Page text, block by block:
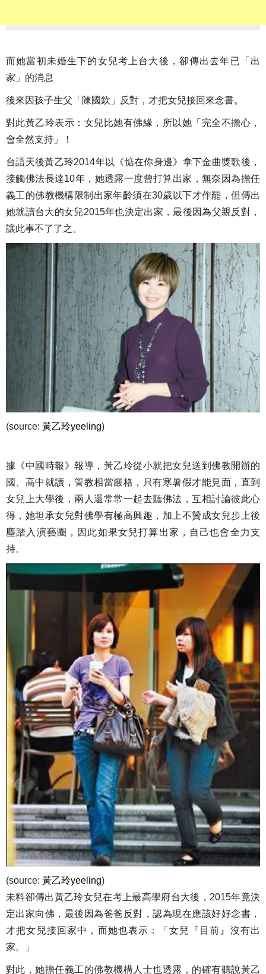
而她當初未婚生下的女兒考上台大後，卻傳出去年已「出
家」的消息
後來因孩子生父「陳國欽」反對，才把女兒接回來念書。
對此黃乙玲表示：女兒比她有佛緣，所以她「完全不擔心，
會全然支持」！
台語天後黃乙玲2014年以《惦在你身邊》拿下金曲獎歌後，
接觸佛法長達10年，她透露一度曾打算出家，無奈因為擔任
義工的佛教機構限制出家年齡須在30歲以下才作罷，但傳出
她就讀台大的女兒2015年也決定出家，最後因為父親反對，
讓此事不了了之。
(source: 黃乙玲yeeling)
據《中國時報》報導，黃乙玲從小就把女兒送到佛教開辦的
國、高中就讀，管教相當嚴格，只有寒暑假才能見面，直到
女兒上大學後，兩人還常常一起去聽佛法，互相討論彼此心
得，她坦承女兒對佛學有極高興趣，加上不贊成女兒步上後
塵踏入演藝圈，因此如果女兒打算出家，自己也會全力支
持。
(source: 黃乙玲yeeling)
未料卻傳出黃乙玲女兒在考上最高學府台大後，2015年竟決
定出家向佛，最後因為爸爸反對，認為現在應該好好念書，
才把女兒接回家中，而她也表示：「女兒『目前』沒有出
家。」
對此，她擔任義工的佛教機構人士也透露，的確有聽說黃乙